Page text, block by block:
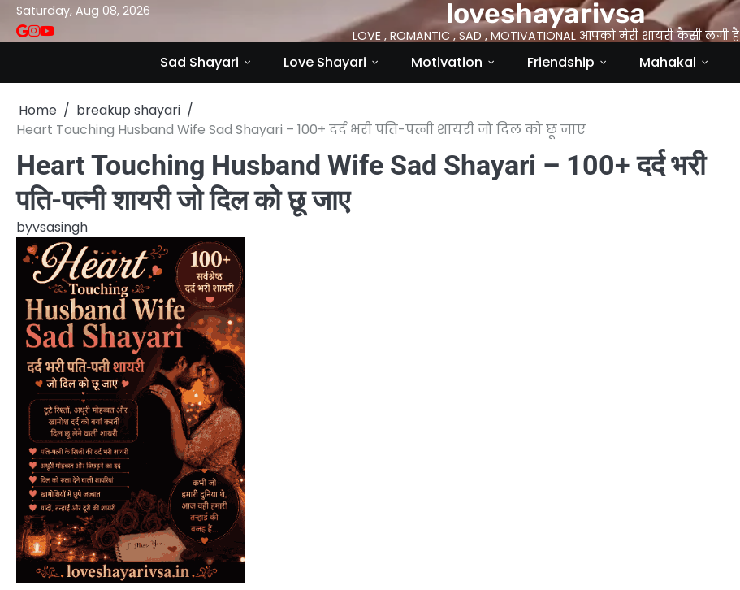
Skip
content
Saturday, Aug 08, 2026
VSASINGH
INSTAGRAM
YOUTUBE loveshayarivsa
LOVE , ROMANTIC , SAD , MOTIVATIONAL आपको मेरी शायरी कैसी लगी है
Sad Shayari Love Shayari Motivation Friendship Mahakal
Home
breakup shayari
Heart Touching Husband Wife Sad Shayari – 100+ दर्द भरी पति-पत्नी शायरी जो दिल को छू जाए
Heart Touching Husband Wife Sad Shayari – 100+ दर्द भरी
पति-पत्नी शायरी जो दिल को छू जाए
byvsasingh